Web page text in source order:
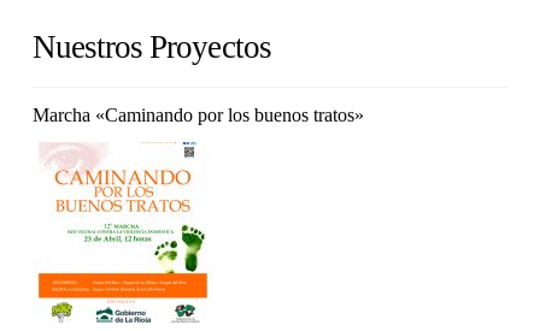
Nuestros Proyectos
Marcha «Caminando por los buenos tratos»